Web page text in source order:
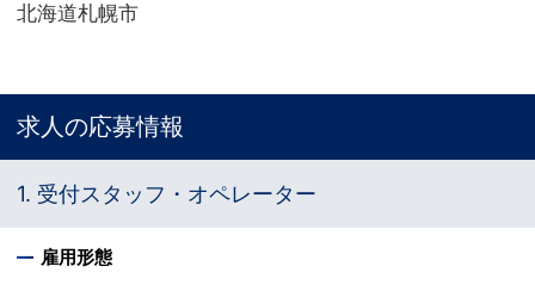
北海道札幌市
求人の応募情報
1. 受付スタッフ・オペレーター
雇用形態